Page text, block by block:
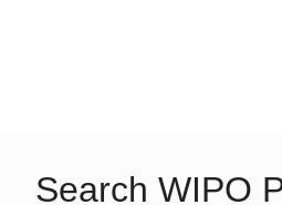
Search WIPO